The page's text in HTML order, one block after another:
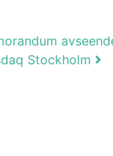
Stockholm